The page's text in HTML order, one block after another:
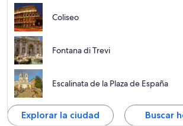
Coliseo
Fontana di Trevi
Escalinata de la Plaza de España
Explorar la ciudad Buscar